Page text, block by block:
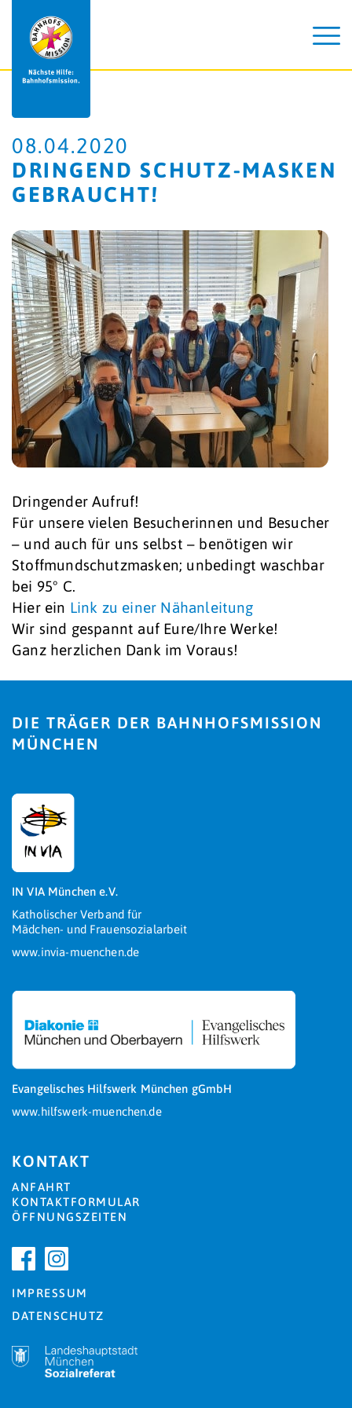
08.04.2020
DRINGEND SCHUTZ-MASKEN
GEBRAUCHT!
Dringender Aufruf!
Für unsere vielen Besucherinnen und Besucher
– und auch für uns selbst – benötigen wir
Stoffmundschutzmasken; unbedingt waschbar
bei 95° C.
Hier ein Link zu einer Nähanleitung
Wir sind gespannt auf Eure/Ihre Werke!
Ganz herzlichen Dank im Voraus!
DIE TRÄGER DER BAHNHOFSMISSION
MÜNCHEN
IN VIA München e.V.
Katholischer Verband für
Mädchen- und Frauensozialarbeit
www.invia-muenchen.de
Evangelisches Hilfswerk München gGmbH
www.hilfswerk-muenchen.de
KONTAKT
ANFAHRT
KONTAKTFORMULAR
ÖFFNUNGSZEITEN
IMPRESSUM
DATENSCHUTZ